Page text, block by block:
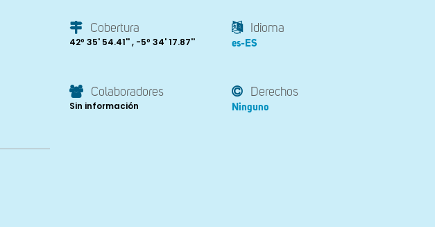
Cobertura
42º 35' 54.41'' , -5º 34' 17.87''
Idioma
es-ES
Colaboradores
Sin información
Derechos
Ninguno